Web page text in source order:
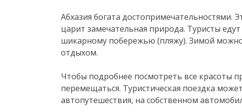
Абхазия богата достопримечательностями.
царит замечательная природа. Туристы
шикарному побережью (пляжу). Зимой
отдыхом.
Чтобы подробнее посмотреть все красоты
перемещаться. Туристическая поездка
автопутешествия, на собственном